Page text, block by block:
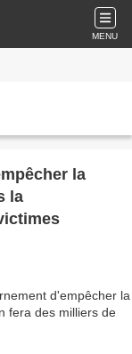
MENU
la
la